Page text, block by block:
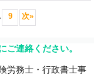
9 次»
ご連絡ください。
労務士・行政書士事